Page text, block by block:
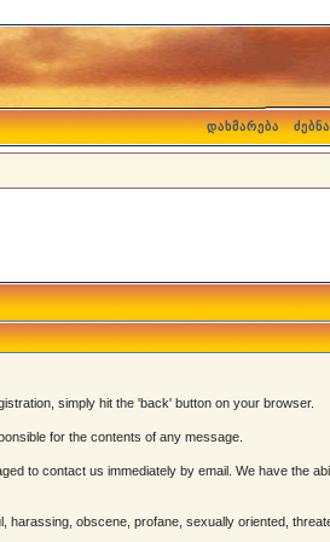
დახმარება ძებნა
simply hit the 'back' button on your browser.
for the contents of any message.
to contact us immediately by email. We have the
obscene, profane, sexually oriented,